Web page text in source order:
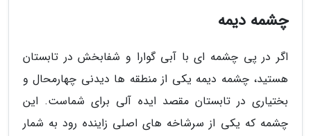
چشمه دیمه
اگر در پی چشمه ای با آبی گوارا و شفابخش در تابستان
هستید، چشمه دیمه یکی از منطقه ها دیدنی چهارمحال و
بختیاری در تابستان مقصد ایده آلی برای شماست. این
چشمه که یکی از سرشاخه های اصلی زاینده رود به شمار